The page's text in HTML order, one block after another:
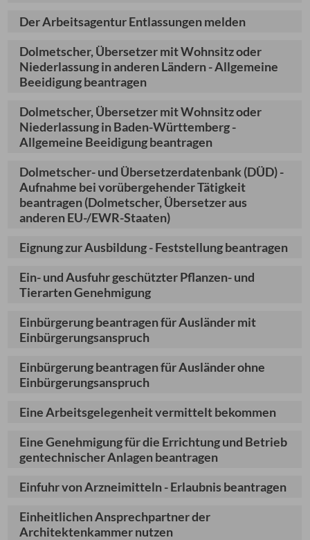
Der Arbeitsagentur Entlassungen melden
Dolmetscher, Übersetzer mit Wohnsitz oder
Niederlassung in anderen Ländern - Allgemeine
Beeidigung beantragen
Dolmetscher, Übersetzer mit Wohnsitz oder
Niederlassung in Baden-Württemberg -
Allgemeine Beeidigung beantragen
Dolmetscher- und Übersetzerdatenbank (DÜD) -
Aufnahme bei vorübergehender Tätigkeit
beantragen (Dolmetscher, Übersetzer aus
anderen EU-/EWR-Staaten)
Eignung zur Ausbildung - Feststellung beantragen
Ein- und Ausfuhr geschützter Pflanzen- und
Tierarten Genehmigung
Einbürgerung beantragen für Ausländer mit
Einbürgerungsanspruch
Einbürgerung beantragen für Ausländer ohne
Einbürgerungsanspruch
Eine Arbeitsgelegenheit vermittelt bekommen
Eine Genehmigung für die Errichtung und Betrieb
gentechnischer Anlagen beantragen
Einfuhr von Arzneimitteln - Erlaubnis beantragen
Einheitlichen Ansprechpartner der
Architektenkammer nutzen